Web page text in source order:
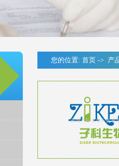
您的位置: 首页 -> 产